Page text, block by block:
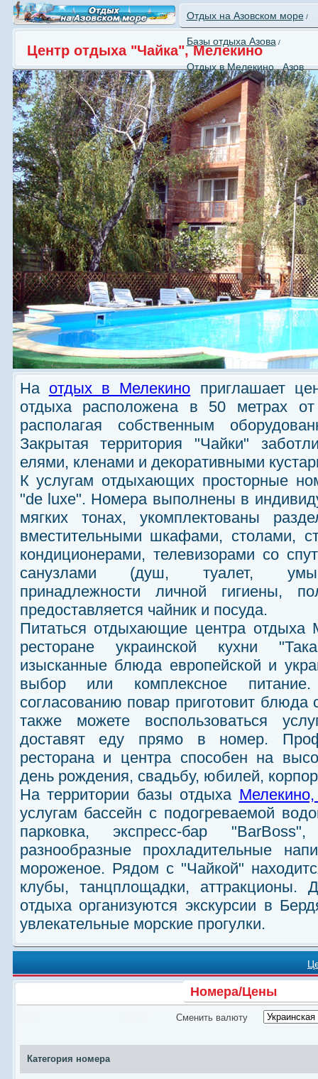
Отдых на Азовском море/
Базы отдыха Азова /
Отдых в Мелекино , Азов
Центр отдыха "Чайка", Мелекино
На отдых в Мелекино приглашает
отдыха расположена в 50 метрах от
располагая собственным
Закрытая территория "Чайки"
елями, кленами и декоративными
К услугам отдыхающих просторные
"de luxe". Номера выполнены в
мягких тонах, укомплектованы
вместительными шкафами, столами,
кондиционерами, телевизорами со
санузлами (душ, туалет,
принадлежности личной гигиены,
предоставляется чайник и посуда.
Питаться отдыхающие центра отдыха
ресторане украинской кухни
изысканные блюда европейской и
выбор или комплексное
согласованию повар приготовит
также можете воспользоваться
доставят еду прямо в номер.
ресторана и центра способен на
день рождения, свадьбу, юбилей,
На территории базы отдыха
услугам бассейн с подогреваемой
парковка, экспресс-бар
разнообразные прохладительные
мороженое. Рядом с "Чайкой"
клубы, танцплощадки, аттракционы.
отдыха организуются экскурсии в
увлекательные морские прогулки.
Номера/Цены
Сменить валюту
Категория номера